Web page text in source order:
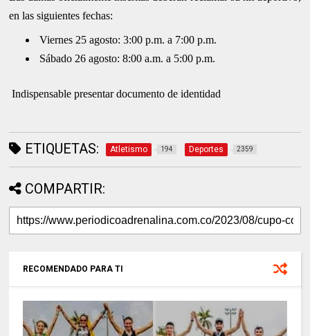
en las siguientes fechas:
Viernes 25 agosto: 3:00 p.m. a 7:00 p.m.
Sábado 26 agosto: 8:00 a.m. a 5:00 p.m.
Indispensable presentar documento de identidad
ETIQUETAS: Atletismo 194 Deportes 2359
COMPARTIR:
RECOMENDADO PARA TI